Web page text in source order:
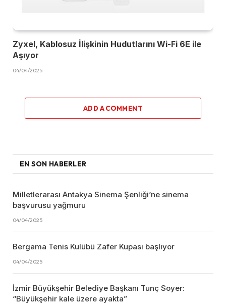
Zyxel, Kablosuz İlişkinin Hudutlarını Wi-Fi 6E ile
Aşıyor
04/04/2025
ADD A COMMENT
EN SON HABERLER
Milletlerarası Antakya Sinema Şenliği’ne sinema
başvurusu yağmuru
04/04/2025
Bergama Tenis Kulübü Zafer Kupası başlıyor
04/04/2025
İzmir Büyükşehir Belediye Başkanı Tunç Soyer:
“Büyükşehir kale üzere ayakta”